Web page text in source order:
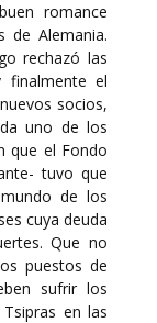
romance
de Alemania.
rechazó las
finalmente el
socios,
uno de los
que el Fondo
tuvo que
de los
cuya deuda
Que no
puestos de
sufrir los
en las